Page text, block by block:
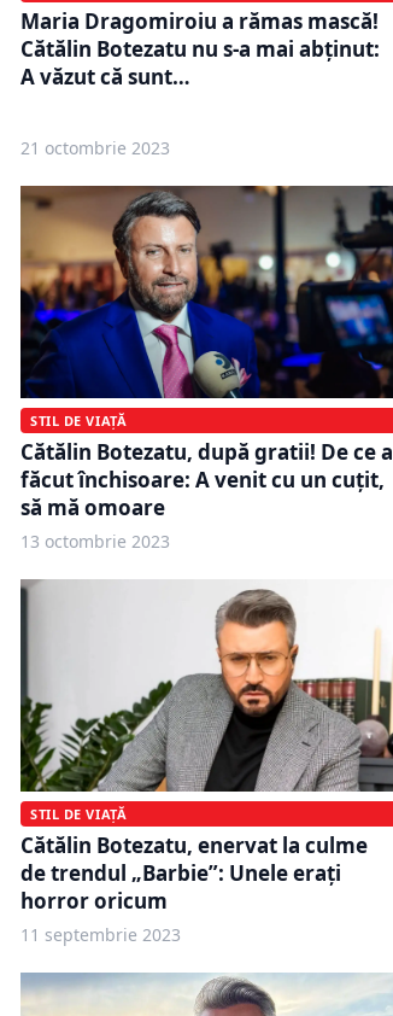
Maria Dragomiroiu a rămas mască!
Cătălin Botezatu nu s-a mai abţinut:
A văzut că sunt…
21 octombrie 2023
STIL DE VIAȚĂ
Cătălin Botezatu, după gratii! De ce a
făcut închisoare: A venit cu un cuțit,
să mă omoare
13 octombrie 2023
STIL DE VIAȚĂ
Cătălin Botezatu, enervat la culme
de trendul „Barbie”: Unele erați
horror oricum
11 septembrie 2023